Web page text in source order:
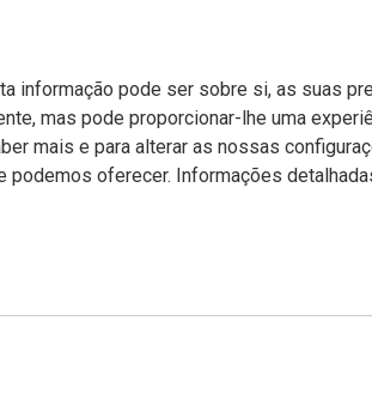
informação pode ser sobre si, as suas
mas pode proporcionar-lhe uma
mais e para alterar as nossas
oferecer. Informações